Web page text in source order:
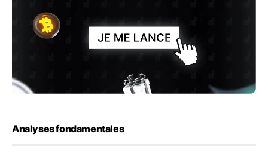
Analyses fondamentales